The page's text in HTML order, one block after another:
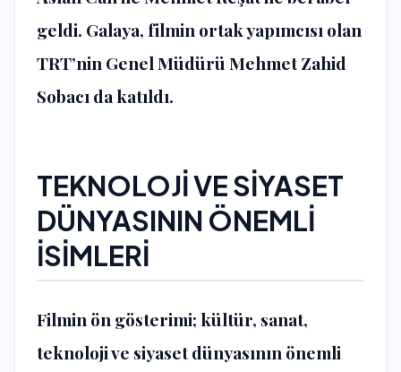
geldi. Galaya, filmin ortak yapımcısı olan
TRT’nin Genel Müdürü Mehmet Zahid
Sobacı da katıldı.
TEKNOLOJİ VE SİYASET
DÜNYASININ ÖNEMLİ
İSİMLERİ
Filmin ön gösterimi; kültür, sanat,
teknoloji ve siyaset dünyasının önemli